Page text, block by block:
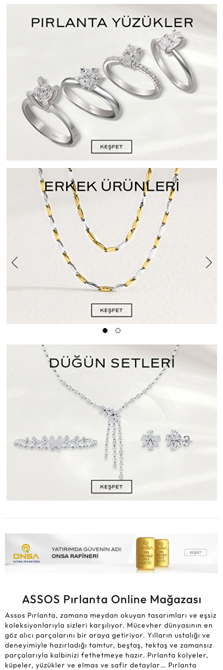
ASSOS Pırlanta Online Mağazası
Assos Pırlanta, zamana meydan okuyan tasarımları ve eşsiz
koleksiyonlarıyla sizleri karşılıyor. Mücevher dünyasının en
göz alıcı parçalarını bir araya getiriyor. Yılların ustalığı ve
deneyimiyle hazırladığı tamtur, beştaş, tektaş ve zamansız
parçalarıyla kalbinizi fethetmeye hazır. Pırlanta kolyeler,
küpeler, yüzükler ve elmas ve safir detaylar… Pırlanta